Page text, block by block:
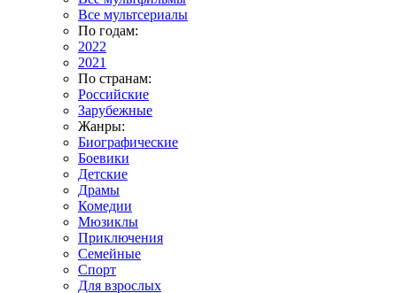
Все мультсериалы
По годам:
2022
2021
По странам:
Российские
Зарубежные
Жанры:
Биографические
Боевики
Детские
Драмы
Комедии
Мюзиклы
Приключения
Семейные
Спорт
Для взрослых